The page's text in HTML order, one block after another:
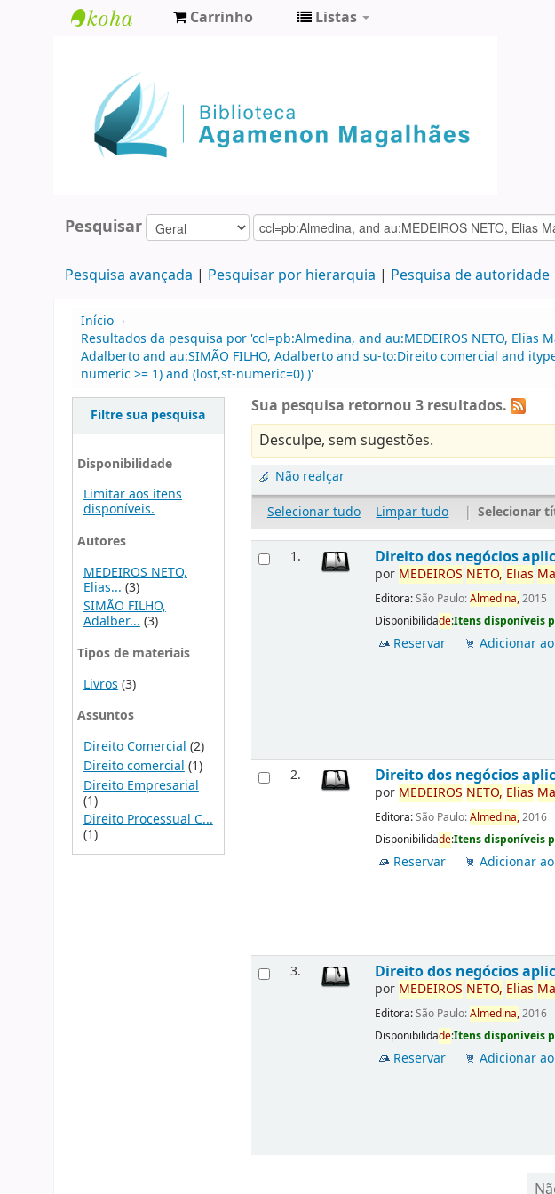
Agamenon
Magalhães
Carrinho Listas
Pesquisar
Pesquisa avançada Pesquisar por hierarquia Pesquisa de autoridade
Início ›
Resultados da pesquisa por 'ccl=pb:Almedina, and au:MEDEIROS NETO,
Adalberto and au:SIMÃO FILHO, Adalberto and su-to:Direito comercial and
numeric >= 1) and (lost,st-numeric=0) )'
Filtre sua pesquisa
Disponibilidade
Limitar aos itens
disponíveis.
Autores
MEDEIROS NETO,
Elias... (3)
SIMÃO FILHO,
Adalber...(3)
Tipos de materiais
Livros (3)
Assuntos
Direito Comercial (2)
Direito comercial (1)
Direito Empresarial
(1)
Direito Processual C...
(1)
Sua pesquisa retornou 3 resultados.
Desculpe, sem sugestões.
Não realçar
Selecionar tudo
Limpar tudo | Selecionar
1. Direito dos negócios
por MEDEIROS NETO, Elias
Editora:São Paulo:Almedina,2015
Disponibilidade:Itens disponíveis
Reservar Adicionar
2. Direito dos negócios
por MEDEIROS NETO, Elias
Editora:São Paulo:Almedina,2016
Disponibilidade:Itens disponíveis
Reservar Adicionar
3. Direito dos negócios
por MEDEIROS NETO, Elias
Editora:São Paulo:Almedina,2016
Disponibilidade:Itens disponíveis
Reservar Adicionar